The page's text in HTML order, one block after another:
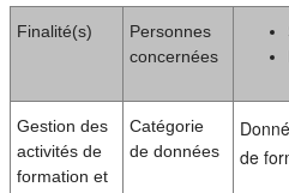
Finalité(s)
Personnes
concernées
Gestion des
activités de
formation et
Catégorie
de données
de